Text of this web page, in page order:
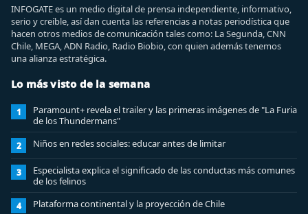
INFOGATE es un medio digital de prensa independiente, informativo,
serio y creíble, así dan cuenta las referencias a notas periodística que
hacen otros medios de comunicación tales como: La Segunda, CNN
Chile, MEGA, ADN Radio, Radio Biobio, con quien además tenemos
una alianza estratégica.
Lo más visto de la semana
1
Paramount+ revela el trailer y las primeras imágenes de "La Furia
de los Thundermans"
2 Niños en redes sociales: educar antes de limitar
3
Especialista explica el significado de las conductas más comunes
de los felinos
4 Plataforma continental y la proyección de Chile